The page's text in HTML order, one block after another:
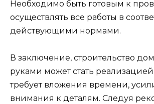
Необходимо быть готовым к
осуществлять все работы в
действующими нормами.
В заключение, строительство
руками может стать
требует вложения времени,
внимания к деталям. Следуя